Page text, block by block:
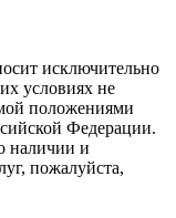
исключительно
условиях не
положениями
Федерации.
наличии и
пожалуйста,